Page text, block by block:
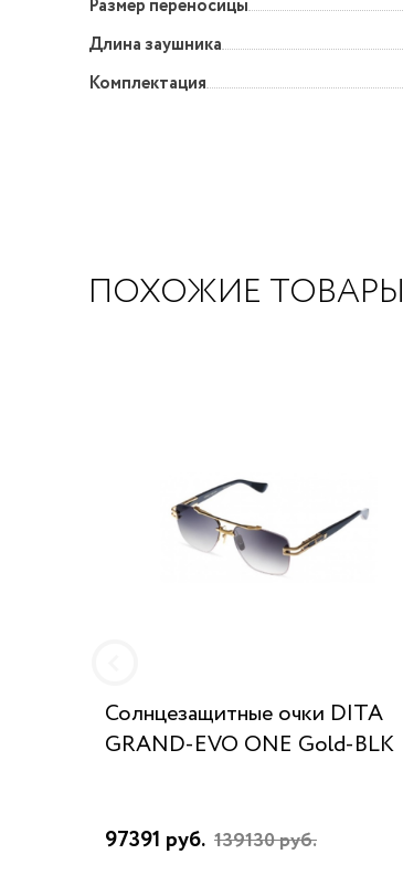
Размер переносицы
Длина заушника
Комплектация
ПОХОЖИЕ ТОВАРЫ
Солнцезащитные очки DITA
GRAND-EVO ONE Gold-BLK
97391 руб. 139130 руб.